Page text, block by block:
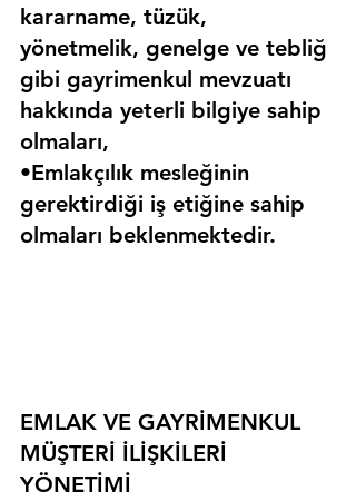
kararname, tüzük,
yönetmelik, genelge ve tebliğ
gibi gayrimenkul mevzuatı
hakkında yeterli bilgiye sahip
olmaları,
•Emlakçılık mesleğinin
gerektirdiği iş etiğine sahip
olmaları beklenmektedir.
EMLAK VE GAYRİMENKUL
MÜŞTERİ İLİŞKİLERİ
YÖNETİMİ